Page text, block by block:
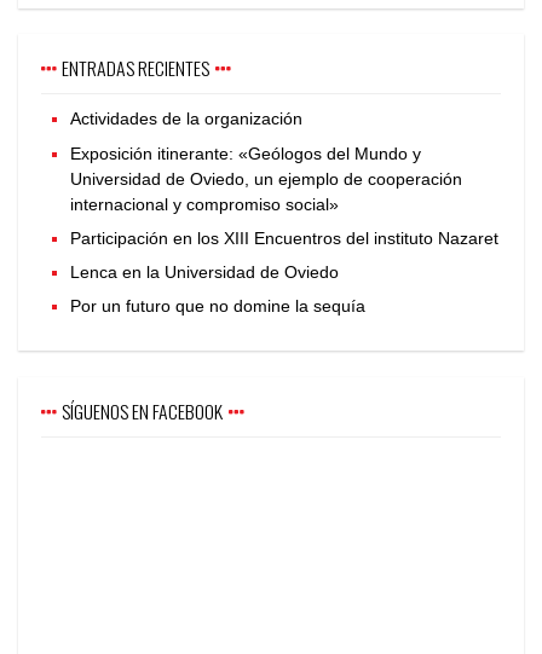
ENTRADAS RECIENTES
Actividades de la organización
Exposición itinerante: «Geólogos del Mundo y
Universidad de Oviedo, un ejemplo de cooperación
internacional y compromiso social»
Participación en los XIII Encuentros del instituto Nazaret
Lenca en la Universidad de Oviedo
Por un futuro que no domine la sequía
SÍGUENOS EN FACEBOOK